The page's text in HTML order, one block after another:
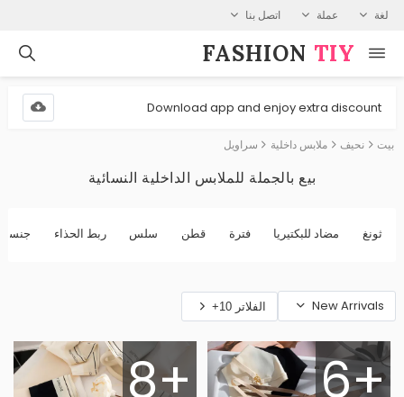
لغة عملة اتصل بنا
FASHION⁠ TIY
Download app and enjoy extra discount
بيت نحيف ملابس داخلية سراويل
بيع بالجملة للملابس الداخلية النسائية
ثونغ مضاد للبكتيريا فترة قطن سلس ربط الحذاء جنسي
New Arrivals الفلاتر 10+
6+
8+